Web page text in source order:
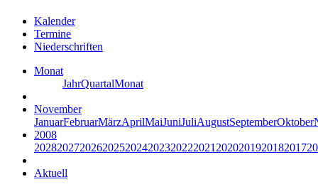
Kalender
Termine
Niederschriften
Monat
JahrQuartalMonat
November
JanuarFebruarMärzAprilMaiJuniJuliAugustSeptemberOktober
2008
20282027202620252024202320222021 2020201920182017
Aktuell